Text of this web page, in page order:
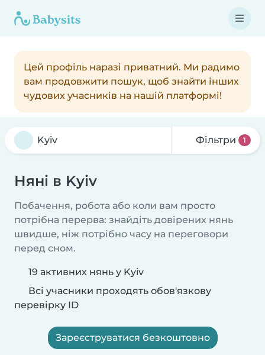
Цей профіль наразі приватний. Ми радимо
вам продовжити пошук, щоб знайти інших
чудових учасників на нашій платформі!
Фільтри 1
Няні в Kyiv
Побачення, робота або коли вам просто
потрібна перерва: знайдіть довірених нянь
швидше, ніж потрібно часу на переговори
перед сном.
19 активних нянь у Kyiv
Всі учасники проходять обов'язкову
перевірку ID
Зареєструватися безкоштовно